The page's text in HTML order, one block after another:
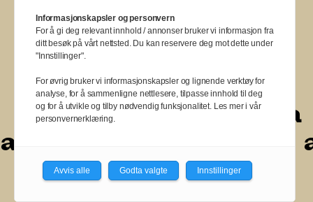
BALLADE — NORGES MUSIKKMAGASIN
aa
aa
a
a
Informasjonskapsler og personvern
For å gi deg relevant innhold / annonser bruker vi informasjon fra
ditt besøk på vårt nettsted. Du kan reservere deg mot dette under
"Innstillinger".
For øvrig bruker vi informasjonskapsler og lignende verktøy for
analyse, for å sammenligne nettlesere, tilpasse innhold til deg
og for å utvikle og tilby nødvendig funksjonalitet. Les mer i vår
personvernerklæring.
Avvis alle Godta valgte Innstillinger